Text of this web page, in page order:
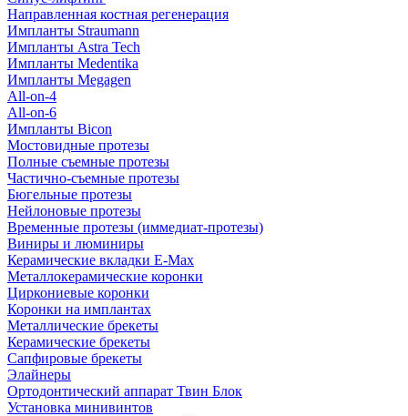
Направленная костная регенерация
Импланты Straumann
Импланты Astra Tech
Импланты Medentika
Импланты Megagen
All-on-4
All-on-6
Импланты Bicon
Мостовидные протезы
Полные съемные протезы
Частично-съемные протезы
Бюгельные протезы
Нейлоновые протезы
Временные протезы (иммедиат-протезы)
Виниры и люминиры
Керамические вкладки E-Max
Металлокерамические коронки
Циркониевые коронки
Коронки на имплантах
Металлические брекеты
Керамические брекеты
Сапфировые брекеты
Элайнеры
Ортодонтический аппарат Твин Блок
Установка минивинтов